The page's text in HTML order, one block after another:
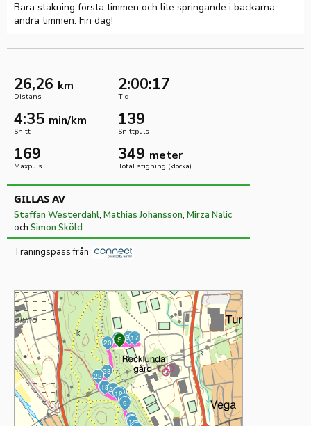
Bara stakning första timmen och lite springande i backarna
andra timmen. Fin dag!
26,26 km
Distans
2:00:17
Tid
4:35 min/km
Snitt
139
Snittpuls
169
Maxpuls
349 meter
Total stigning (klocka)
GILLAS AV
Staffan Westerdahl, Mathias Johansson, Mirza Nalic
och Simon Sköld
Träningspass från
S
M
16
8
244
20
2
22
26
9
11
13
15
17
19
23
27